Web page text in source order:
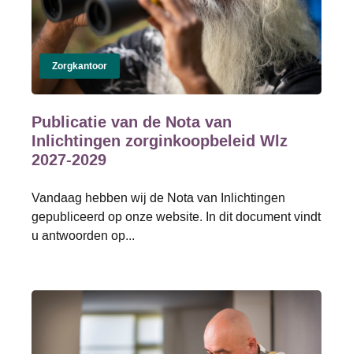
Zorgkantoor
Publicatie van de Nota van
Inlichtingen zorginkoopbeleid Wlz
2027-2029
Vandaag hebben wij de Nota van Inlichtingen
gepubliceerd op onze website. In dit document vindt
u antwoorden op...